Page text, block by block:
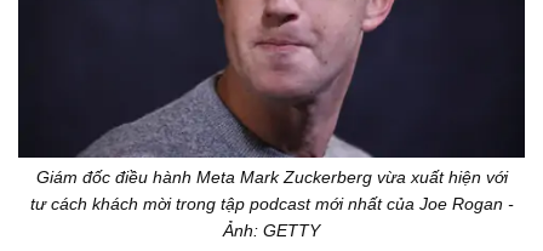
Giám đốc điều hành Meta Mark Zuckerberg vừa xuất hiện với
tư cách khách mời trong tập podcast mới nhất của Joe Rogan -
Ảnh: GETTY